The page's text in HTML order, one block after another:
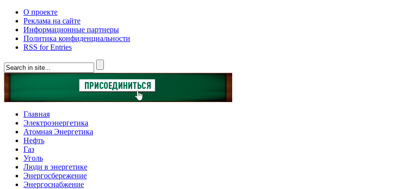
О проекте
Реклама на сайте
Информационные партнеры
Политика конфиденциальности
RSS for Entries
Главная
Электроэнергетика
Атомная Энергетика
Нефть
Газ
Уголь
Люди в энергетике
Энергосбережение
Энергоснабжение